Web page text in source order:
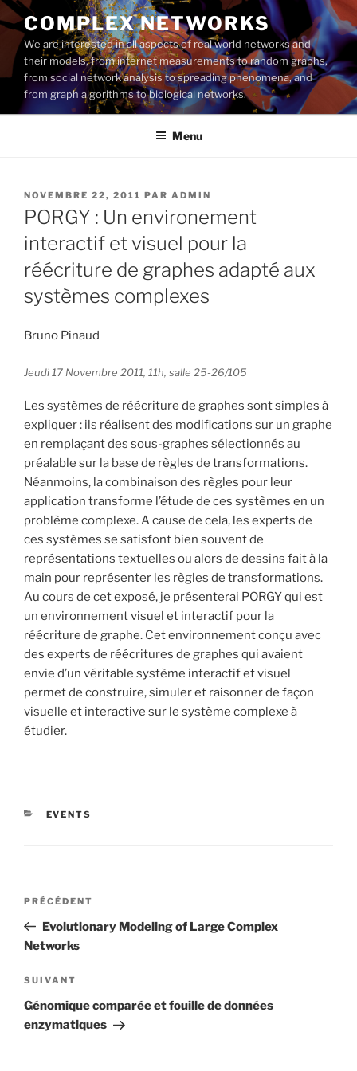
Aller
au
contenu
principal
COMPLEX NETWORKS
We are interested in all aspects of real world networks and
their models, from internet measurements to random graphs,
from social network analysis to spreading phenomena, and
from graph algorithms to biological networks.
Menu
PUBLIÉ
LE
NOVEMBRE 22, 2011 PAR ADMIN
PORGY : Un environement
interactif et visuel pour la
réécriture de graphes adapté aux
systèmes complexes
Bruno Pinaud
Jeudi 17 Novembre 2011, 11h, salle 25-26/105
Les systèmes de réécriture de graphes sont simples à
expliquer : ils réalisent des modifications sur un graphe
en remplaçant des sous-graphes sélectionnés au
préalable sur la base de règles de transformations.
Néanmoins, la combinaison des règles pour leur
application transforme l’étude de ces systèmes en un
problème complexe. A cause de cela, les experts de
ces systèmes se satisfont bien souvent de
représentations textuelles ou alors de dessins fait à la
main pour représenter les règles de transformations.
Au cours de cet exposé, je présenterai PORGY qui est
un environnement visuel et interactif pour la
réécriture de graphe. Cet environnement conçu avec
des experts de réécritures de graphes qui avaient
envie d’un véritable système interactif et visuel
permet de construire, simuler et raisonner de façon
visuelle et interactive sur le système complexe à
étudier.
CATÉGORIES
EVENTS
Navigation
l’article
Article
précédent
PRÉCÉDENT
Evolutionary Modeling of Large Complex
Networks
Article
suivant
SUIVANT
Génomique comparée et fouille de données
enzymatiques